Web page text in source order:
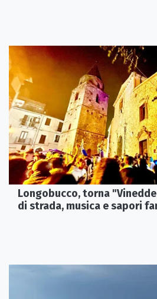
Longobucco, torna
di strada, musica e sapori